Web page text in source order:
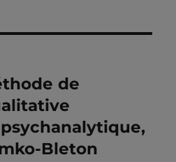
de
Bleton